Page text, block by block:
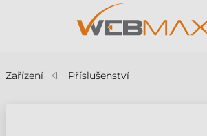
Zařízení Příslušenství